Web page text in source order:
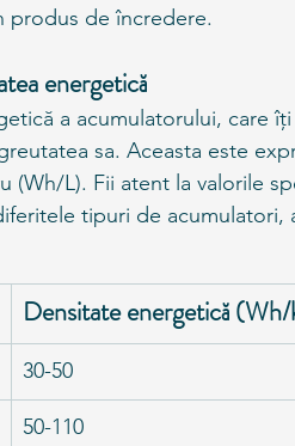
produs de încredere.
energetică
a acumulatorului, care îți
sa. Aceasta este
L). Fii atent la valorile
tipuri de acumulatori,
Densitate energetică
30-50
50-110